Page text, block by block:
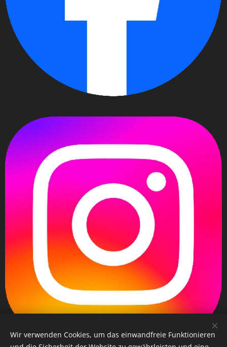
Wir verwenden Cookies, um das einwandfreie Funktionieren